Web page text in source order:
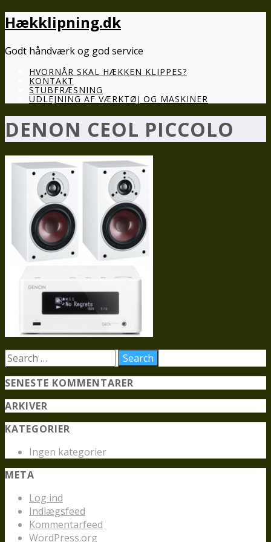
Hækklipning.dk
Godt håndværk og god service
HVORNÅR SKAL HÆKKEN KLIPPES?
KONTAKT
STUBFRÆSNING
UDLEJNING AF VÆRKTØJ OG MASKINER
DENON CEOL PICCOLO
SENESTE KOMMENTARER
ARKIVER
KATEGORIER
Ingen kategorier
META
Log ind
Indlægsfeed
Kommentarfeed
WordPress.org